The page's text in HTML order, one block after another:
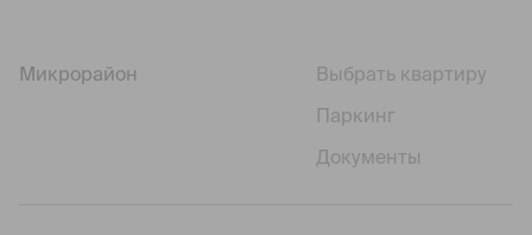
Микрорайон
Выбрать квартиру
Паркинг
Документы